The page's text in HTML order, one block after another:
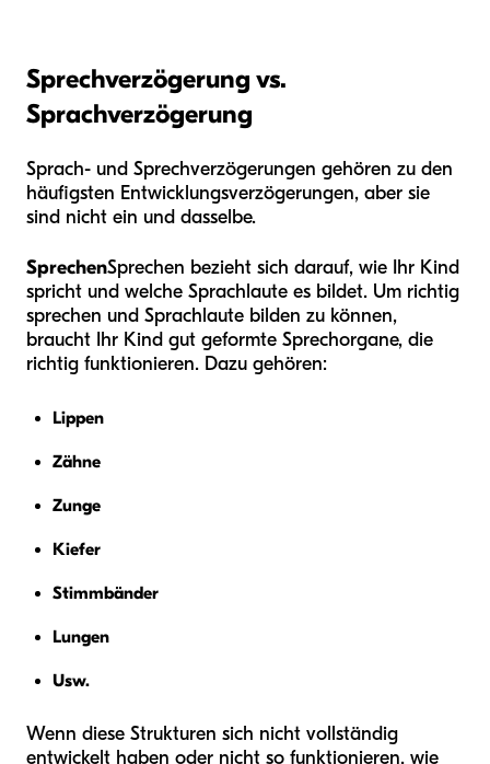
Sprechverzögerung vs.
Sprachverzögerung
Sprach- und Sprechverzögerungen gehören zu den
häufigsten Entwicklungsverzögerungen, aber sie
sind nicht ein und dasselbe.
SprechenSprechen bezieht sich darauf, wie Ihr Kind
spricht und welche Sprachlaute es bildet. Um richtig
sprechen und Sprachlaute bilden zu können,
braucht Ihr Kind gut geformte Sprechorgane, die
richtig funktionieren. Dazu gehören:
Lippen
Zähne
Zunge
Kiefer
Stimmbänder
Lungen
Usw.
Wenn diese Strukturen sich nicht vollständig
entwickelt haben oder nicht so funktionieren, wie